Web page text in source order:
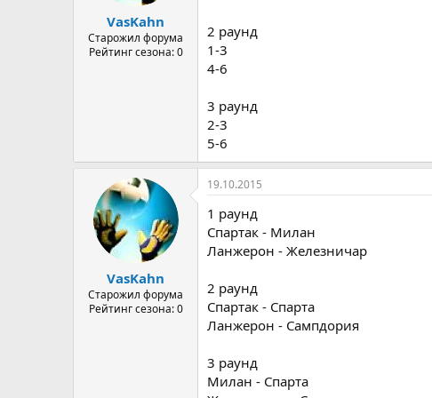
VasKahn
Старожил форума
Рейтинг сезона: 0
2 раунд
1-3
4-6
3 раунд
2-3
5-6
VasKahn
Старожил форума
Рейтинг сезона: 0
19.10.2015
1 раунд
Спартак - Милан
Ланжерон - Железничар
2 раунд
Спартак - Спарта
Ланжерон - Сампдория
3 раунд
Милан - Спарта